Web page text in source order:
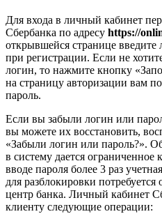
Для входа в личный кабинет
Сбербанка по адресу https://
открывшейся странице
при регистрации. Если не
логин, то нажмите кнопку
на страницу авторизации вам
пароль.
Если вы забыли логин или
вы можете их восстановить,
«Забыли логин или пароль?».
в систему дается ограниченное
вводе пароля более 3 раз
для разблокировки потребуется
центр банка. Личный кабинет
клиенту следующие операции: